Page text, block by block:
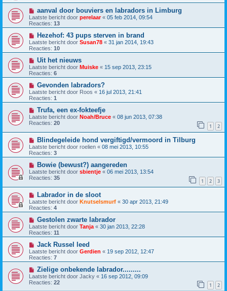
aanval door bouviers en labradors in Limburg
Laatste bericht door perelaar« 05 feb 2014, 09:54
Reacties: 13
Hezehof: 43 pups sterven in brand
Laatste bericht door Susan78 « 31 jan 2014, 19:43
Reacties: 10
Uit het nieuws
Laatste bericht door Muiske « 15 sep 2013, 23:15
Reacties: 6
Gevonden labradors?
Laatste bericht door Roos « 16 jul 2013, 21:41
Reacties: 1
Trufa, een ex-fokteefje
Laatste bericht door Noah/Bruce « 08 jun 2013, 07:38
Reacties: 20 1 2
Blindegeleide hond vergiftigd/vermoord in Tilburg
Laatste bericht door roelien « 08 mei 2013, 10:55
Reacties: 3
Bowie (bewust?) aangereden
Laatste bericht door sbientje « 06 mei 2013, 13:54
Reacties: 35 1 2 3
Labrador in de sloot
Laatste bericht door Knutselsmurf « 30 apr 2013, 21:49
Reacties: 4
Gestolen zwarte labrador
Laatste bericht door Tanja « 30 jan 2013, 22:28
Reacties: 11
Jack Russel leed
Laatste bericht door Gerdien « 19 sep 2012, 12:47
Reacties: 7
Zielige onbekende labrador.........
Laatste bericht door Jacky « 16 sep 2012, 09:09
Reacties: 22 1 2